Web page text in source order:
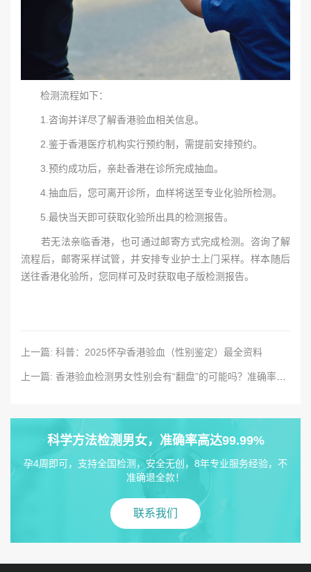
检测流程如下：
1.咨询并详尽了解香港验血相关信息。
2.鉴于香港医疗机构实行预约制，需提前安排预约。
3.预约成功后，亲赴香港在诊所完成抽血。
4.抽血后，您可离开诊所，血样将送至专业化验所检测。
5.最快当天即可获取化验所出具的检测报告。
若无法亲临香港，也可通过邮寄方式完成检测。咨询了解
流程后，邮寄采样试管，并安排专业护士上门采样。样本随后
送往香港化验所，您同样可及时获取电子版检测报告。
上一篇: 科普：2025怀孕香港验血（性别鉴定）最全资料
科学方法检测男女，准确率高达99.99%
孕4周即可，支持全国检测，安全无创，8年专业服务经验，不
准确退全款！
联系我们